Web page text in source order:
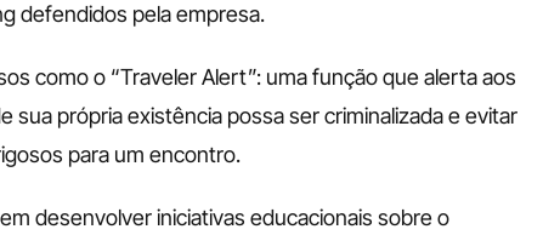
defendidos pela empresa.
como o “Traveler Alert”: uma função que alerta aos
sua própria existência possa ser criminalizada e evitar
para um encontro.
desenvolver iniciativas educacionais sobre o